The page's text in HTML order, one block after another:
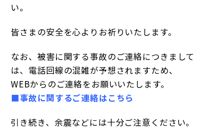
い。
皆さまの安全を心よりお祈りいたします。
なお、被害に関する事故のご連絡につきまして
は、電話回線の混雑が予想されますため、
WEBからのご連絡をお願いいたします。
■事故に関するご連絡はこちら
引き続き、余震などには十分ご注意ください。